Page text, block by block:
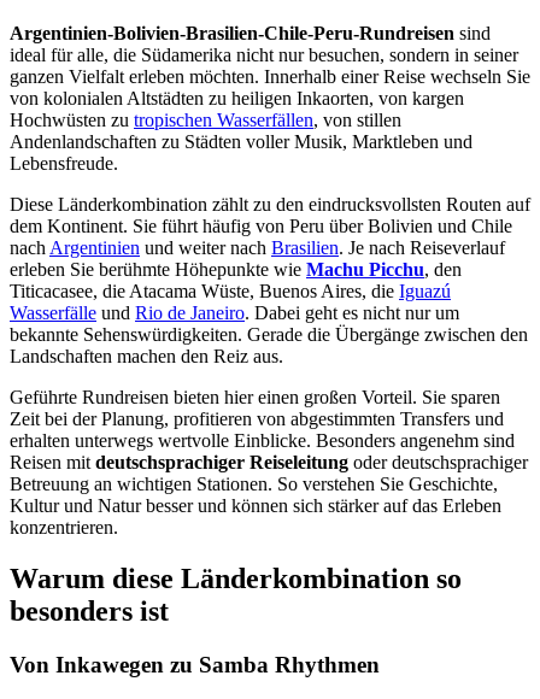
Argentinien-Bolivien-Brasilien-Chile-Peru-Rundreisen sind
ideal für alle, die Südamerika nicht nur besuchen, sondern in seiner
ganzen Vielfalt erleben möchten. Innerhalb einer Reise wechseln Sie
von kolonialen Altstädten zu heiligen Inkaorten, von kargen
Hochwüsten zu tropischen Wasserfällen, von stillen
Andenlandschaften zu Städten voller Musik, Marktleben und
Lebensfreude.
Diese Länderkombination zählt zu den eindrucksvollsten Routen auf
dem Kontinent. Sie führt häufig von Peru über Bolivien und Chile
nach Argentinien und weiter nach Brasilien. Je nach Reiseverlauf
erleben Sie berühmte Höhepunkte wie Machu Picchu, den
Titicacasee, die Atacama Wüste, Buenos Aires, die Iguazú
Wasserfälle und Rio de Janeiro. Dabei geht es nicht nur um
bekannte Sehenswürdigkeiten. Gerade die Übergänge zwischen den
Landschaften machen den Reiz aus.
Geführte Rundreisen bieten hier einen großen Vorteil. Sie sparen
Zeit bei der Planung, profitieren von abgestimmten Transfers und
erhalten unterwegs wertvolle Einblicke. Besonders angenehm sind
Reisen mit deutschsprachiger Reiseleitung oder deutschsprachiger
Betreuung an wichtigen Stationen. So verstehen Sie Geschichte,
Kultur und Natur besser und können sich stärker auf das Erleben
konzentrieren.
Warum diese Länderkombination so
besonders ist
Von Inkawegen zu Samba Rhythmen